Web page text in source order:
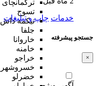
ترکمانچای
تسوج
تیکمه داش
جلفا
خاروانا
خامنه
خراجو
خسروشهر
خضرلو
خدمات چاپ و تبلیغات
جستجو پیشرفته
×